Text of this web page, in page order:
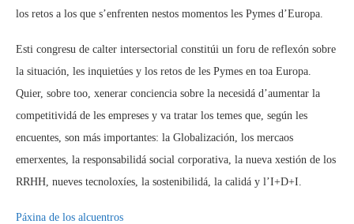
los retos a los que s’enfrenten nestos momentos les Pymes d’Europa.
Esti congresu de calter intersectorial constitúi un foru de reflexón sobre
la situación, les inquietúes y los retos de les Pymes en toa Europa.
Quier, sobre too, xenerar conciencia sobre la necesidá d’aumentar la
competitividá de les empreses y va tratar los temes que, según les
encuentes, son más importantes: la Globalización, los mercaos
emerxentes, la responsabilidá social corporativa, la nueva xestión de los
RRHH, nueves tecnoloxíes, la sostenibilidá, la calidá y l’I+D+I.
Páxina de los alcuentros